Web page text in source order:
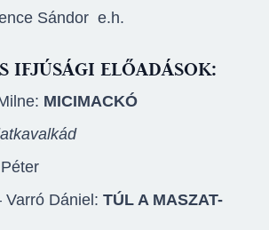
Sándor e.h.
IFJÚSÁGI ELŐADÁSOK:
MICIMACKÓ
Varró Dániel: TÚL A MASZAT-